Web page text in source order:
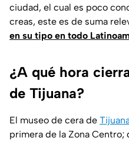
ciudad, el cual es poco
creas, este es de suma
en su tipo en todo
¿A qué hora
de Tijuana?
El museo de cera de
primera de la Zona